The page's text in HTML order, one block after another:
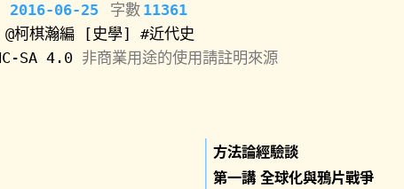
2016-06-25 字數 11361
@柯棋瀚編
[史學]
#近代史
SA 4.0 非商業用途的使用請註明來源
方法論經驗談
第一講 全球化與鴉片戰爭